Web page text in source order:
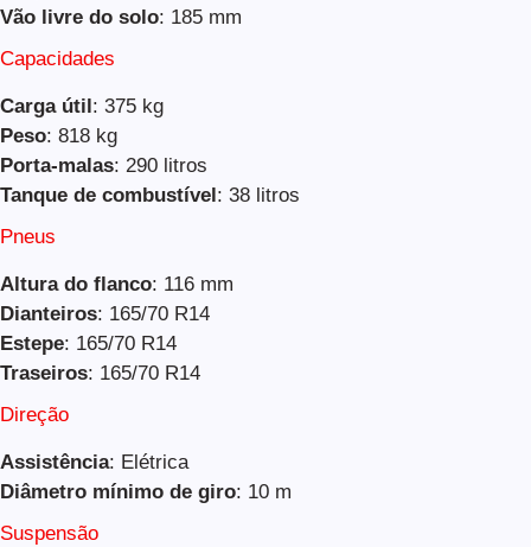
Vão livre do solo: 185 mm
Capacidades
Carga útil: 375 kg
Peso: 818 kg
Porta-malas: 290 litros
Tanque de combustível: 38 litros
Pneus
Altura do flanco: 116 mm
Dianteiros: 165/70 R14
Estepe: 165/70 R14
Traseiros: 165/70 R14
Direção
Assistência: Elétrica
Diâmetro mínimo de giro: 10 m
Suspensão